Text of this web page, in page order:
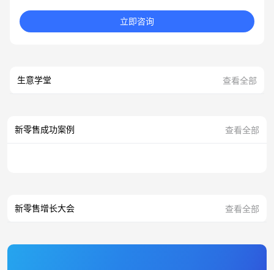
立即咨询
生意学堂 查看全部
新零售成功案例 查看全部
新零售增长大会 查看全部